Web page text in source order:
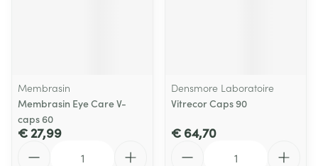
Membrasin
Membrasin Eye Care V-
caps 60
€ 27,99
Densmore Laboratoire
Vitrecor Caps 90
€ 64,70